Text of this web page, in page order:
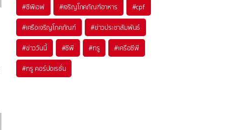
#ซีพีเอฟ #เจริญโภคภัณฑ์อาหาร #cpf
#เครือเจริญโภคภัณฑ์ #ข่าวประชาสัมพันธ์
#ข่าววันนี้ #ซีพี #ทรู #เครือซีพี
#ทรู คอร์ปอเรชั่น